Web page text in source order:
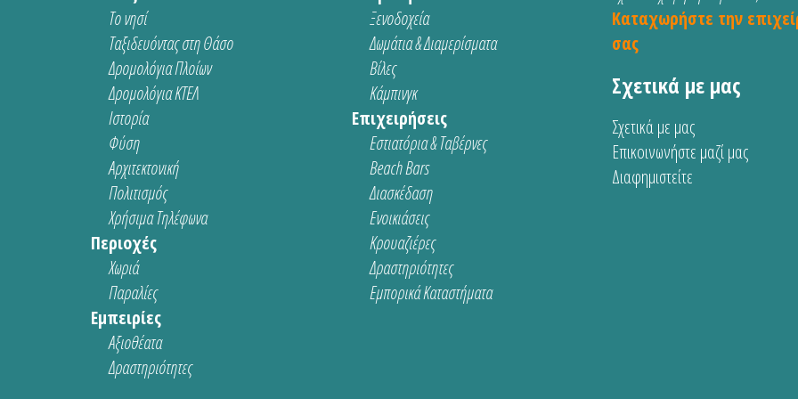
Το νησί
Ταξιδευόντας στη Θάσο
Δρομολόγια Πλοίων
Δρομολόγια ΚΤΕΛ
Ιστορία
Φύση
Αρχιτεκτονική
Πολιτισμός
Χρήσιμα Τηλέφωνα
Περιοχές
Χωριά
Παραλίες
Εμπειρίες
Αξιοθέατα
Δραστηριότητες
Ξενοδοχεία
Δωμάτια & Διαμερίσματα
Βίλες
Κάμπινγκ
Επιχειρήσεις
Εστιατόρια & Ταβέρνες
Beach Bars
Διασκέδαση
Ενοικιάσεις
Κρουαζιέρες
Δραστηριότητες
Εμπορικά Καταστήματα
Καταχωρήστε την
σας
Σχετικά με μας
Σχετικά με μας
Επικοινωνήστε μαζί μας
Διαφημιστείτε